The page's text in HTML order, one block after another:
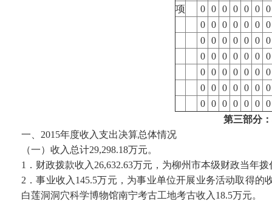
项
0 0 0 0 0 0
0
0
0 0 0 0 0
0
0
0 0 0 0 0
0
0
0 0 0 0 0
0
0
0 0 0 0 0
0
0
0 0 0 0 0
0
0
0 0 0 0 0
0
第三部分
一、2015年度收入支出决算总体情况
（一）收入总计29,298.18万元。
1．财政拨款收入26,632.63万元，为柳州市本级财政当年
2．事业收入145.5万元，为事业单位开展业务活动取得
白莲洞洞穴科学博物馆南宁考古工地考古收入18.5万元。